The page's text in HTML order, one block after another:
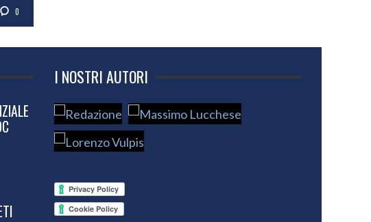
0
I NOSTRI AUTORI